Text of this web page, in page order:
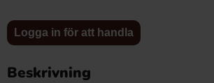
handla
Logga in för att handla
Beskrivning